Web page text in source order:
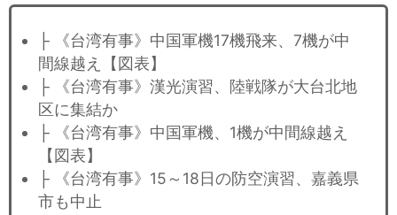
├ 《台湾有事》中国軍機17機飛来、7機が中
間線越え【図表】
├ 《台湾有事》漢光演習、陸戦隊が大台北地
区に集結か
├ 《台湾有事》中国軍機、1機が中間線越え
【図表】
├ 《台湾有事》15～18日の防空演習、嘉義県
市も中止